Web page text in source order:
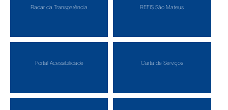
Radar da Transparência REFIS São Mateus
Portal Acessibilidade Carta de Serviços